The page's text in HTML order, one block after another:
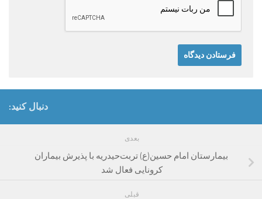
دنبال کنید:
بعدی
بیمارستان امام حسین(ع) تربت‌حیدریه با پذیرش بیماران
کرونایی فعال شد
قبلی